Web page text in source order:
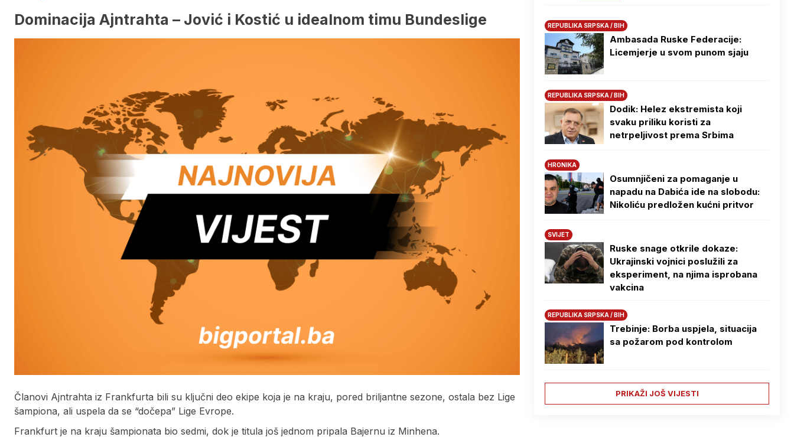
Dominacija Ajntrahta – Jović i Kostić u idealnom timu Bundeslige
Članovi Ajntrahta iz Frankfurta bili su ključni deo ekipe koja je na kraju, pored briljantne sezone, ostala bez Lige
šampiona, ali uspela da se “dočepa” Lige Evrope.
Frankfurt je na kraju šampionata bio sedmi, dok je titula još jednom pripala Bajernu iz Minhena.
REPUBLIKA SRPSKA / BIH
Ambasada Ruske Federacije:
Licemjerje u svom punom sjaju
REPUBLIKA SRPSKA / BIH
Dodik: Helez ekstremista koji
svaku priliku koristi za
netrpeljivost prema Srbima
HRONIKA
Osumnjičeni za pomaganje u
napadu na Dabića ide na slobodu:
Nikoliću predložen kućni pritvor
SVIJET
Ruske snage otkrile dokaze:
Ukrajinski vojnici poslužili za
eksperiment, na njima isprobana
vakcina
REPUBLIKA SRPSKA / BIH
Trebinje: Borba uspjela, situacija
sa požarom pod kontrolom
PRIKAŽI JOŠ VIJESTI